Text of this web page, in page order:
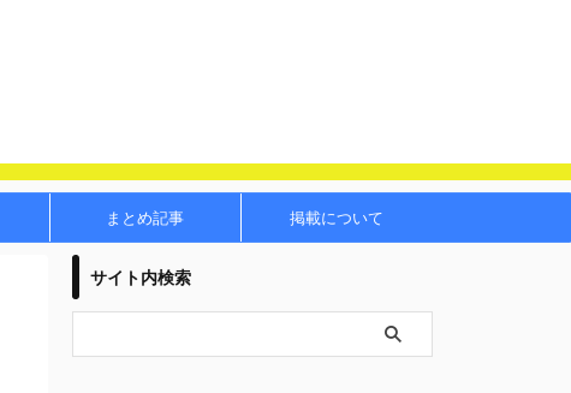
まとめ記事 掲載について
サイト内検索